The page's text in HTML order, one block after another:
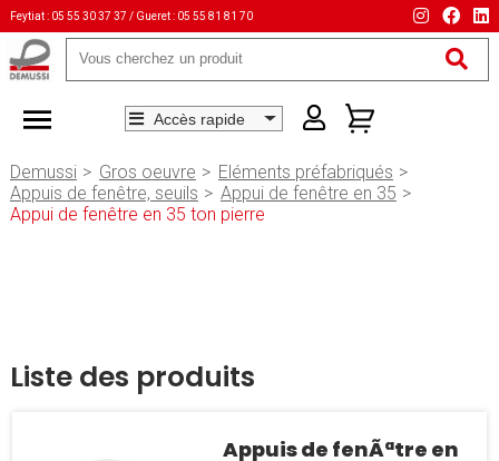
Feytiat : 05 55 30 37 37 / Gueret : 05 55 81 81 70
Mots-
clés
Demussi Gros oeuvre
Eléments préfabriqués
Appuis de fenêtre, seuils
Appui de fenêtre en 35
Appui de fenêtre en 35 ton pierre
Liste des produits
Appuis de fenÃªtre en